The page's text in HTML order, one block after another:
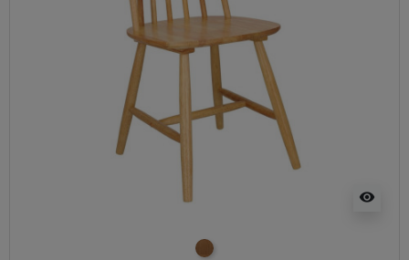
visibility
naturalne drewno